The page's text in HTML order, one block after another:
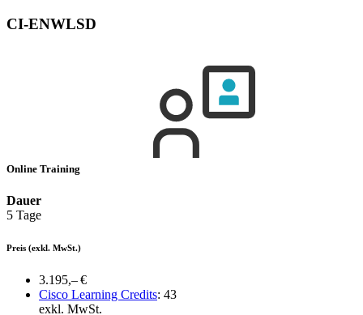
CI-ENWLSD
Online Training
Dauer
5 Tage
Preis (exkl. MwSt.)
3.195,– €
Cisco Learning Credits: 43
exkl. MwSt.